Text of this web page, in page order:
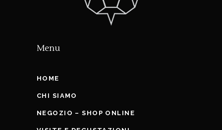
Menu
HOME
CHI SIAMO
NEGOZIO – SHOP ONLINE